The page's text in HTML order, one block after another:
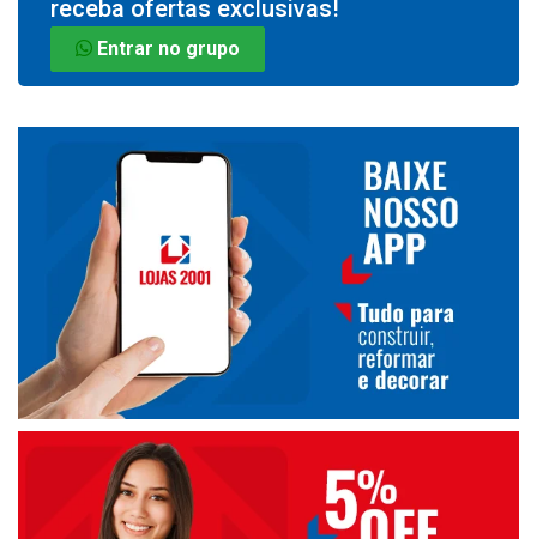
receba ofertas exclusivas!
Entrar no grupo